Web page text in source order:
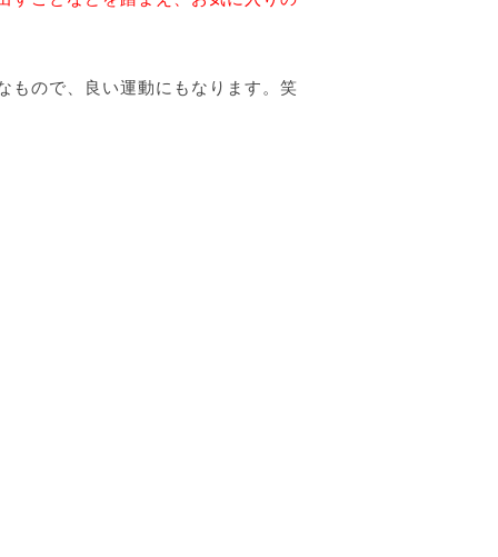
もので、良い運動にもなります。笑